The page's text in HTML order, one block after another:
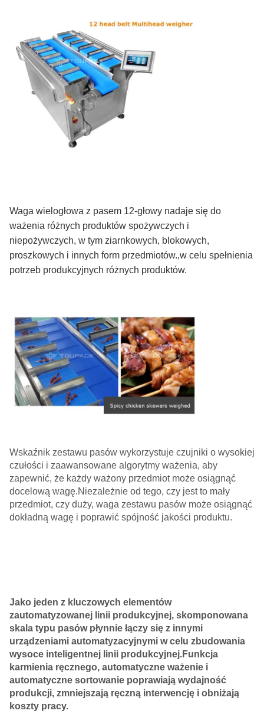
Waga wielogłowa z pasem 12-głowy nadaje się do
ważenia różnych produktów spożywczych i
niepożywczych, w tym ziarnkowych, blokowych,
proszkowych i innych form przedmiotów.,w celu spełnienia
potrzeb produkcyjnych różnych produktów.
Wskaźnik zestawu pasów wykorzystuje czujniki o wysokiej
czułości i zaawansowane algorytmy ważenia, aby
zapewnić, że każdy ważony przedmiot może osiągnąć
docelową wagę.Niezależnie od tego, czy jest to mały
przedmiot, czy duży, waga zestawu pasów może osiągnąć
dokładną wagę i poprawić spójność jakości produktu.
Jako jeden z kluczowych elementów
zautomatyzowanej linii produkcyjnej, skomponowana
skala typu pasów płynnie łączy się z innymi
urządzeniami automatyzacyjnymi w celu zbudowania
wysoce inteligentnej linii produkcyjnej.Funkcja
karmienia ręcznego, automatyczne ważenie i
automatyczne sortowanie poprawiają wydajność
produkcji, zmniejszają ręczną interwencję i obniżają
koszty pracy.